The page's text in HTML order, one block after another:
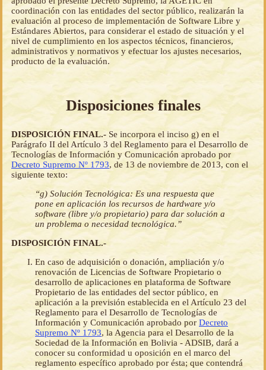
coordinación con las entidades del sector público, realizarán la
evaluación al proceso de implementación de Software Libre y
Estándares Abiertos, para considerar el estado de situación y el
nivel de cumplimiento en los aspectos técnicos, financieros,
administrativos y normativos y efectuar los ajustes necesarios,
producto de la evaluación.
Disposiciones finales
DISPOSICIÓN FINAL.- Se incorpora el inciso g) en el
Parágrafo II del Artículo 3 del Reglamento para el Desarrollo de
Tecnologías de Información y Comunicación aprobado por
Decreto Supremo Nº 1793, de 13 de noviembre de 2013, con el
siguiente texto:
“g) Solución Tecnológica: Es una respuesta que
pone en aplicación los recursos de hardware y/o
software (libre y/o propietario) para dar solución a
un problema o necesidad tecnológica.”
DISPOSICIÓN FINAL.-
En caso de adquisición o donación, ampliación y/o
renovación de Licencias de Software Propietario o
desarrollo de aplicaciones en plataforma de Software
Propietario de las entidades del sector público, en
aplicación a la previsión establecida en el Artículo 23 del
Reglamento para el Desarrollo de Tecnologías de
Información y Comunicación aprobado por Decreto
Supremo Nº 1793, la Agencia para el Desarrollo de la
Sociedad de la Información en Bolivia - ADSIB, dará a
conocer su conformidad u oposición en el marco del
reglamento específico aprobado por ésta; que contendrá